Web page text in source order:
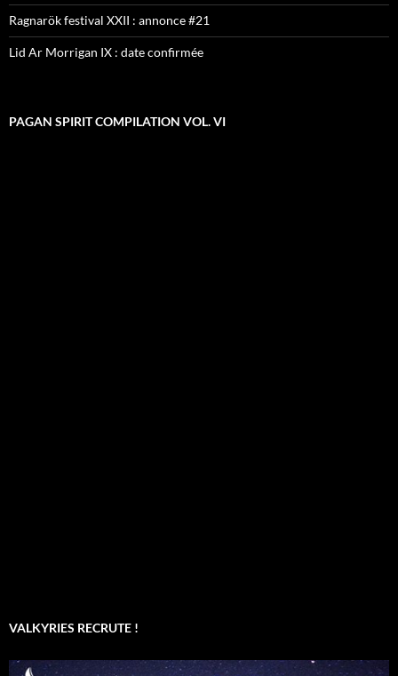
Ragnarök festival XXII : annonce #21
Lid Ar Morrigan IX : date confirmée
PAGAN SPIRIT COMPILATION VOL. VI
VALKYRIES RECRUTE !